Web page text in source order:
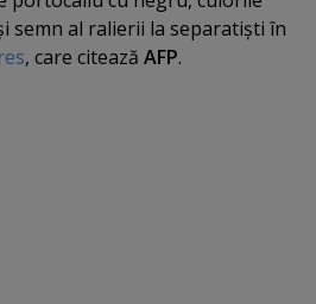
semn al ralierii la separatişti în
, care citează AFP.